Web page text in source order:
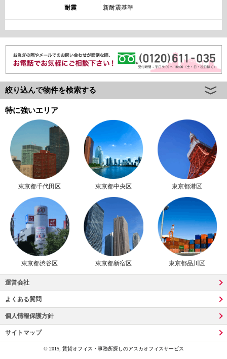
耐震
新耐震基準
絞り込んで物件を検索する
特に強いエリア
東京都千代田区 東京都中央区 東京都港区
東京都渋谷区 東京都新宿区 東京都品川区
運営会社
よくある質問
個人情報保護方針
サイトマップ
© 2015, 賃貸オフィス・事務所探しのアスカオフィスサービス